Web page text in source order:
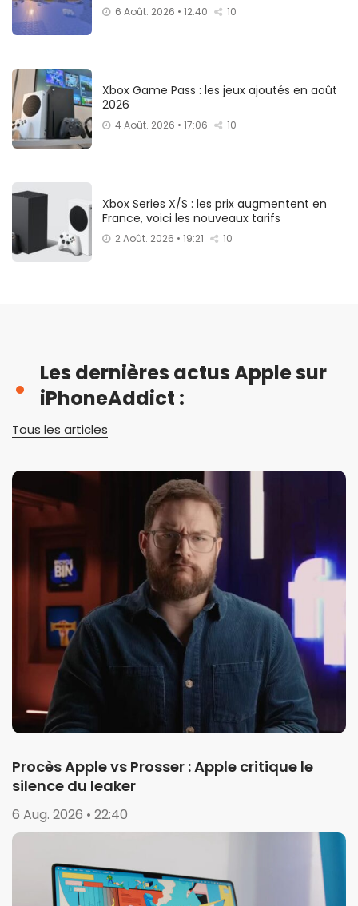
6 Août. 2026 • 12:40 10
Xbox Game Pass : les jeux ajoutés en août
2026
4 Août. 2026 • 17:06 10
Xbox Series X/S : les prix augmentent en
France, voici les nouveaux tarifs
2 Août. 2026 • 19:21 10
Les dernières actus Apple sur
iPhoneAddict :
Tous les articles
Procès Apple vs Prosser : Apple critique le
silence du leaker
6 Aug. 2026 • 22:40